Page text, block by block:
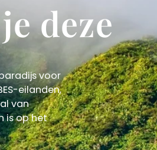
deze
voor
eilanden,
van
is op het